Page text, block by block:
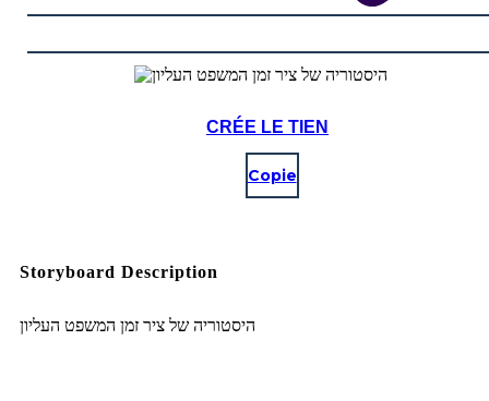
CRÉE LE TIEN
Copie
Storyboard Description
היסטוריה של ציר זמן המשפט העליון